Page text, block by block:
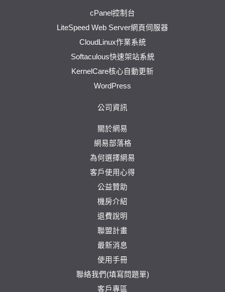
cPanel控制台
LiteSpeed Web Server網頁伺服器
CloudLinux作業系統
Softaculous快速架站系統
KernelCare核心自動更新
WordPress
公司資訊
關於網易
網易部落格
為何選擇網易
客戶使用心得
公益贊助
機房介紹
退費說明
聯盟計畫
最新消息
使用手冊
聯絡我們(填寫問題單)
客戶專區